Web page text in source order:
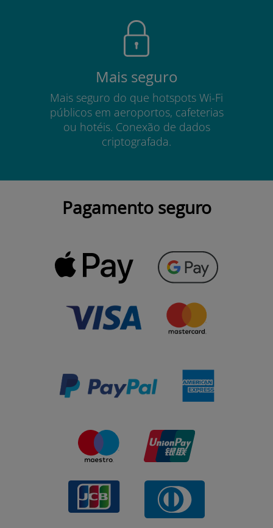
Mais seguro
Mais seguro do que hotspots Wi-Fi
públicos em aeroportos, cafeterias
ou hotéis. Conexão de dados
criptografada.
Pagamento seguro